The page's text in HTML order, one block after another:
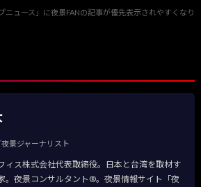
ニュース」に夜景FANの記事が優先表示されやすくなり
景ジャーナリスト
ィス株式会社代表取締役。日本と台湾を取材す
。夜景コンサルタント®。夜景情報サイト「夜